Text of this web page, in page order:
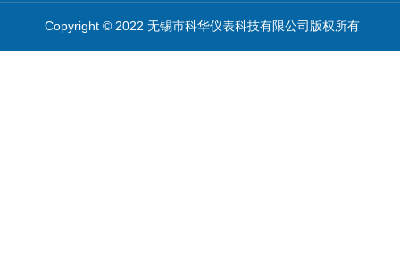
Copyright © 2022 无锡市科华仪表科技有限公司版权所有